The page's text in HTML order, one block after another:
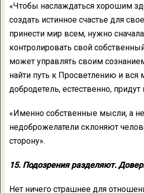
«Чтобы наслаждаться хорошим
создать истинное счастье для
принести мир всем, нужно
контролировать свой
может управлять своим
найти путь к Просветлению и вся
добродетель, естественно, придут
«Именно собственные мысли, а
недоброжелатели склоняют
сторону».
15. Подозрения разделяют.
Нет ничего страшнее для